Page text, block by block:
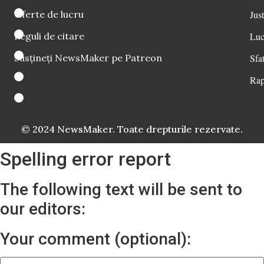
Oferte de lucru
Reguli de citare
Susțineți NewsMaker pe Patreon
© 2024 NewsMaker. Toate drepturile rezervate.
Spelling error report
The following text will be sent to
our editors:
Your comment (optional):